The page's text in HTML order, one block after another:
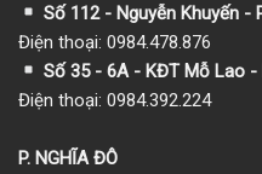
Số 112 - Nguyễn Khuyến -
Điện thoại: 0984.478.876
Số 35 - 6A - KĐT Mỗ Lao
Điện thoại: 0984.392.224
P. NGHĨA ĐÔ